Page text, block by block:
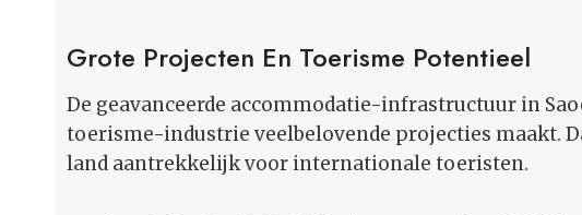
Grote Projecten En Toerisme Potentieel
De geavanceerde accommodatie-infrastructuur in
toerisme-industrie veelbelovende projecties maakt.
land aantrekkelijk voor internationale toeristen.